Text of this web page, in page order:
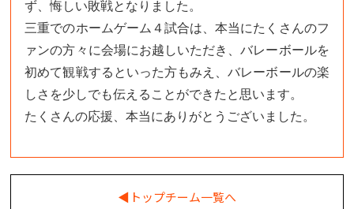
ず、悔しい敗戦となりました。
三重でのホームゲーム４試合は、本当にたくさんのフ
ァンの方々に会場にお越しいただき、バレーボールを
初めて観戦するといった方もみえ、バレーボールの楽
しさを少しでも伝えることができたと思います。
たくさんの応援、本当にありがとうございました。
◀︎トップチーム一覧へ